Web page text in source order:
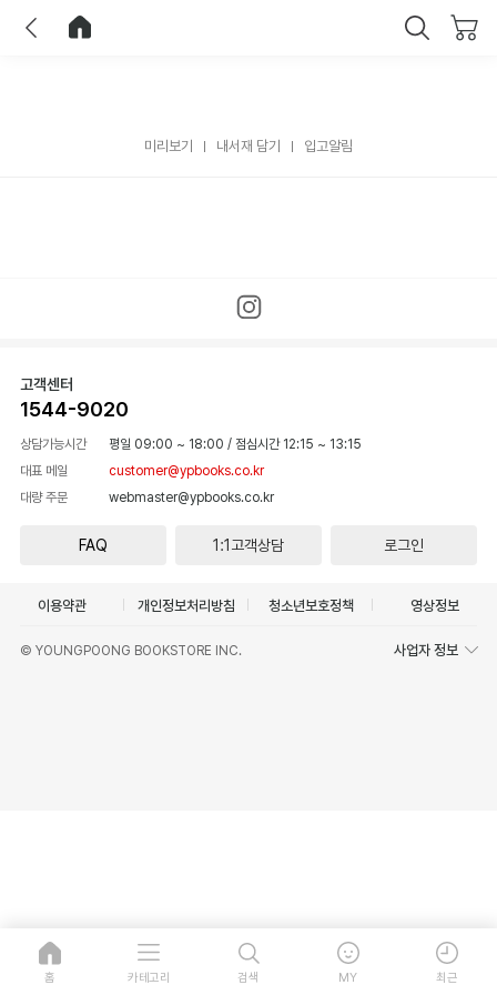
미리보기 내서재 담기 입고알림
고객센터
1544-9020
상담가능시간 평일 09:00 ~ 18:00 / 점심시간 12:15 ~ 13:15
대표 메일
customer@ypbooks.co.kr
대량 주문
webmaster@ypbooks.co.kr
FAQ 1:1고객상담 로그인
이용약관 개인정보처리방침 청소년보호정책 영상정보
© YOUNGPOONG BOOKSTORE INC. 사업자 정보
홈 카테고리 검색 MY 최근